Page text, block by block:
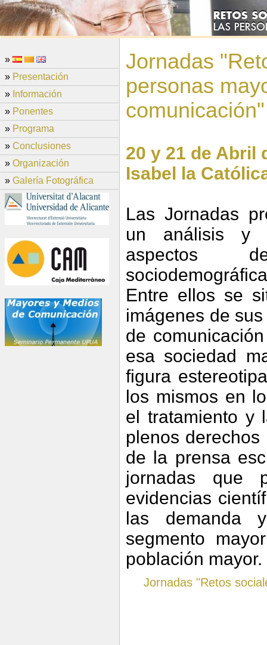
»
» Presentación
» Información
» Ponentes
» Programa
» Conclusiones
» Organización
» Galería Fotográfica
Jornadas
personas
comunicación"
20 y 21 de Abril
Isabel la
Las Jornadas
un análisis y
aspectos
Entre ellos se
imágenes de
de
esa sociedad
figura
los mismos en
el tratamiento y
plenos
de la prensa
jornadas que
evidencias
las demanda
segmento
población mayor.
Jornadas "Retos